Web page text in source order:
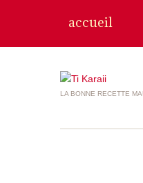
accueil
LA BONNE RECETTE